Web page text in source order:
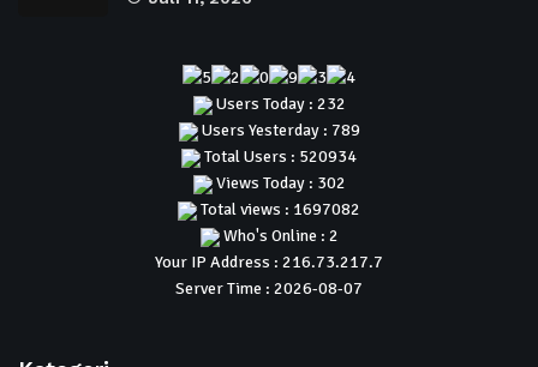
Users Today : 232
Users Yesterday : 789
Total Users : 520934
Views Today : 302
Total views : 1697082
Who's Online : 2
Your IP Address : 216.73.217.7
Server Time : 2026-08-07